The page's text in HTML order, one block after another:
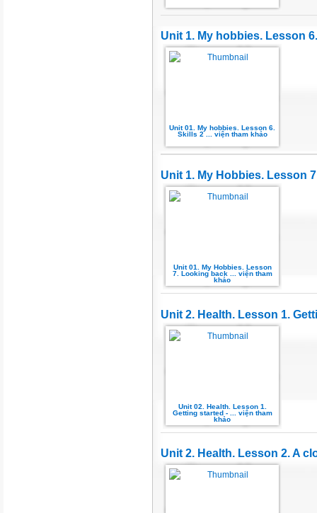
Unit 1. My hobbies. Lesson
Unit 01. My hobbies. Lesson 6.
Skills 2 ... viện tham khảo
Unit 1. My Hobbies. Lesson
Unit 01. My Hobbies. Lesson
7. Looking back ... viện tham
khảo
Unit 2. Health. Lesson 1.
Unit 02. Health. Lesson 1.
Getting started - ... viện tham
khảo
Unit 2. Health. Lesson 2. A